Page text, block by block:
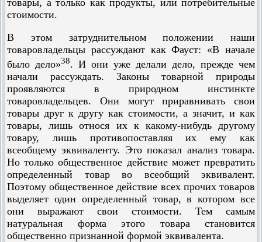
стоимости.
В этом затруднительном положении наши
товаровладельцы рассуждают как Фауст: «В начале
было дело»38. И они уже делали дело, прежде чем
начали рассуждать. Законы товарной природы
проявляются в природном инстинкте
товаровладельцев. Они могут приравнивать свои
товары друг к другу как стоимости, а значит, и как
товары, лишь относя их к какому-нибудь другому
товару, лишь противопоставляя их ему как
всеобщему эквиваленту. Это показал анализ товара.
Но только общественное действие может превратить
определенный товар во всеобщий эквивалент.
Поэтому общественное действие всех прочих товаров
выделяет один определенный товар, в котором все
они выражают свои стоимости. Тем самым
натуральная форма этого товара становится
общественно признанной формой эквивалента.